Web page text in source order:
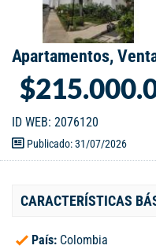
Apartamentos,
ID WEB: 2076120
Publicado: 31/07/2026
CARACTERÍSTICAS
País: Colombia